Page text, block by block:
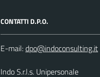
CONTATTI D.P.O.
E-mail:
Indo S.r.l.s. Unipersonale